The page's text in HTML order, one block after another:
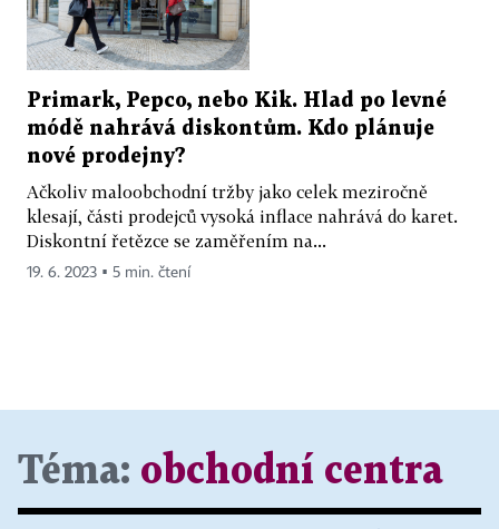
Primark, Pepco, nebo Kik. Hlad po levné
módě nahrává diskontům. Kdo plánuje
nové prodejny?
Ačkoliv maloobchodní tržby jako celek meziročně
klesají, části prodejců vysoká inflace nahrává do karet.
Diskontní řetězce se zaměřením na...
19. 6. 2023 ▪ 5 min. čtení
Téma: obchodní centra